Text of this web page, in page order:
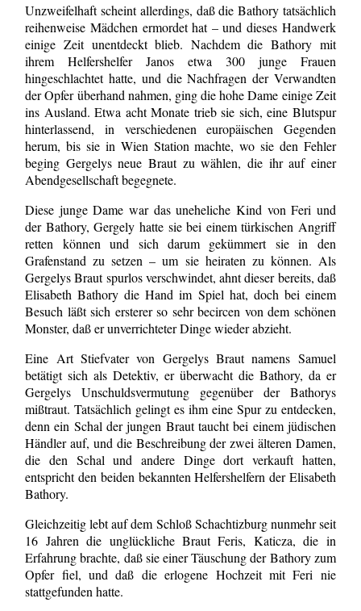
Unzweifelhaft scheint allerdings, daß die Bathory tatsächlich
reihenweise Mädchen ermordet hat – und dieses Handwerk
einige Zeit unentdeckt blieb. Nachdem die Bathory mit
ihrem Helfershelfer Janos etwa 300 junge Frauen
hingeschlachtet hatte, und die Nachfragen der Verwandten
der Opfer überhand nahmen, ging die hohe Dame einige Zeit
ins Ausland. Etwa acht Monate trieb sie sich, eine Blutspur
hinterlassend, in verschiedenen europäischen Gegenden
herum, bis sie in Wien Station machte, wo sie den Fehler
beging Gergelys neue Braut zu wählen, die ihr auf einer
Abendgesellschaft begegnete.
Diese junge Dame war das uneheliche Kind von Feri und
der Bathory, Gergely hatte sie bei einem türkischen Angriff
retten können und sich darum gekümmert sie in den
Grafenstand zu setzen – um sie heiraten zu können. Als
Gergelys Braut spurlos verschwindet, ahnt dieser bereits, daß
Elisabeth Bathory die Hand im Spiel hat, doch bei einem
Besuch läßt sich ersterer so sehr becircen von dem schönen
Monster, daß er unverrichteter Dinge wieder abzieht.
Eine Art Stiefvater von Gergelys Braut namens Samuel
betätigt sich als Detektiv, er überwacht die Bathory, da er
Gergelys Unschuldsvermutung gegenüber der Bathorys
mißtraut. Tatsächlich gelingt es ihm eine Spur zu entdecken,
denn ein Schal der jungen Braut taucht bei einem jüdischen
Händler auf, und die Beschreibung der zwei älteren Damen,
die den Schal und andere Dinge dort verkauft hatten,
entspricht den beiden bekannten Helfershelfern der Elisabeth
Bathory.
Gleichzeitig lebt auf dem Schloß Schachtizburg nunmehr seit
16 Jahren die unglückliche Braut Feris, Katicza, die in
Erfahrung brachte, daß sie einer Täuschung der Bathory zum
Opfer fiel, und daß die erlogene Hochzeit mit Feri nie
stattgefunden hatte.